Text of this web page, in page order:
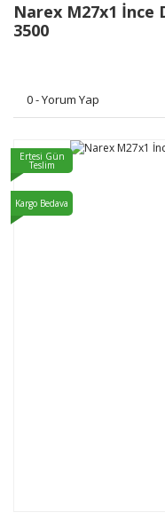
Narex M27x1 İnce
3500
0 - Yorum Yap
Ertesi Gün
Teslim
Kargo Bedava